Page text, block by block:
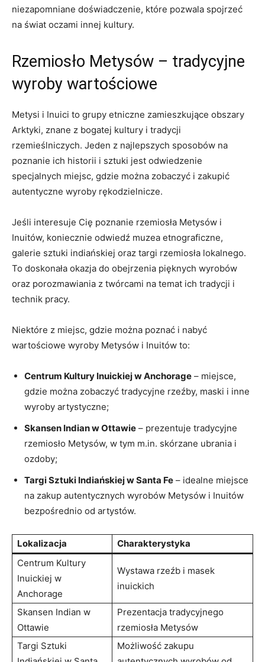
⁢niezapomniane doświadczenie, które pozwala spojrzeć
na świat ⁢oczami innej kultury.
Rzemiosło Metysów – tradycyjne⁤
wyroby wartościowe
Metysi ‌i ‍Inuici to grupy etniczne zamieszkujące obszary
Arktyki, znane z bogatej kultury i⁢ tradycji
rzemieślniczych. Jeden z najlepszych sposobów ​na​
poznanie ⁢ich historii i sztuki jest‍ odwiedzenie
specjalnych miejsc, gdzie ‌można⁢ zobaczyć i zakupić
autentyczne wyroby rękodzielnicze.
Jeśli⁣ interesuje Cię‌ poznanie rzemiosła Metysów i
Inuitów, koniecznie odwiedź muzea etnograficzne,
galerie sztuki⁢ indiańskiej oraz⁤ targi rzemiosła⁣ lokalnego.
To doskonała⁢ okazja ⁤do ​obejrzenia pięknych wyrobów
oraz porozmawiania ⁤z⁣ twórcami na temat​ ich ‍tradycji i
technik pracy.
Niektóre z miejsc, gdzie można poznać i ⁣nabyć
wartościowe wyroby Metysów i Inuitów ⁤to:
Centrum Kultury ‍Inuickiej w Anchorage – miejsce,
gdzie można ⁢zobaczyć tradycyjne rzeźby, maski i ⁣inne
wyroby artystyczne;
Skansen Indian w Ottawie – ⁣prezentuje tradycyjne
rzemiosło ​Metysów, w tym ​m.in. skórzane ubrania i
ozdoby;
Targi Sztuki Indiańskiej w Santa Fe – ‌idealne miejsce
na zakup ‌autentycznych wyrobów Metysów i Inuitów
bezpośrednio ‌od‌ artystów.
Lokalizacja
Charakterystyka
Centrum Kultury
Inuickiej ‍w⁢
Anchorage
Wystawa rzeźb⁤ i ⁤masek
inuickich
Skansen Indian w​
Ottawie
Prezentacja ​tradycyjnego ​
rzemiosła⁤ Metysów
Targi Sztuki
Możliwość zakupu